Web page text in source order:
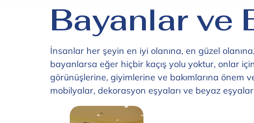
Bayanlar ve
İnsanlar her şeyin en iyi olanına, en güzel
bayanlarsa eğer hiçbir kaçış yolu yoktur, onlar
görünüşlerine, giyimlerine ve bakımlarına önem
mobilyalar, dekorasyon eşyaları ve beyaz